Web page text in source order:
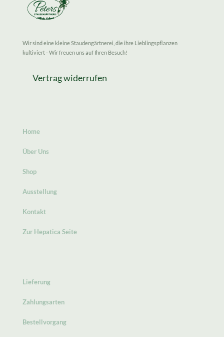
Wir sind eine kleine Staudengärtnerei, die ihre Lieblingspflanzen
kultiviert - Wir freuen uns auf Ihren Besuch!
Vertrag widerrufen
Home
Über Uns
Shop
Ausstellung
Kontakt
Zur Hepatica Seite
Lieferung
Zahlungsarten
Bestellvorgang